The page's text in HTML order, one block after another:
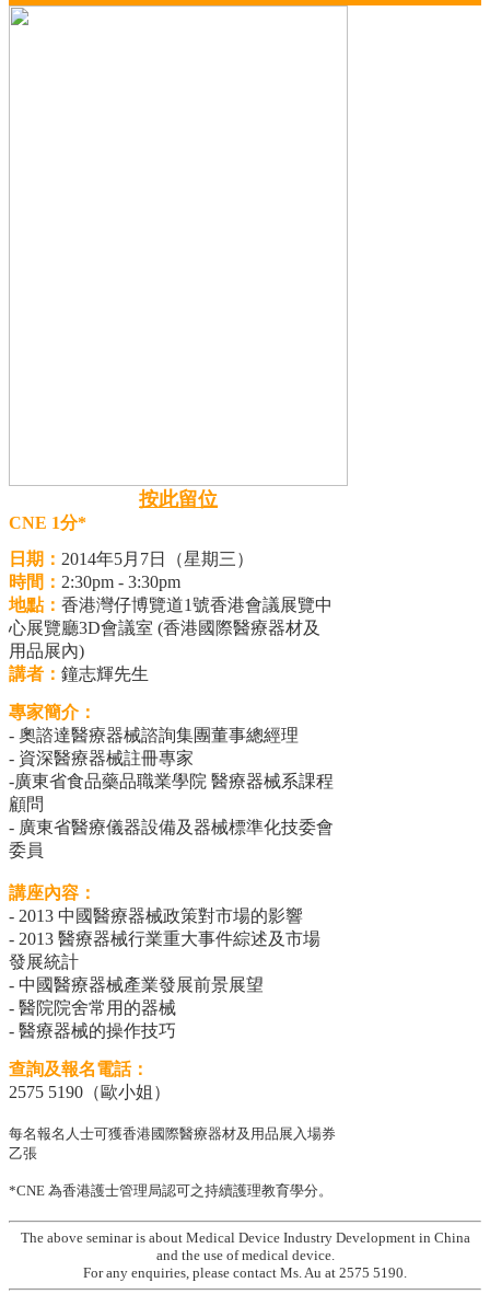
按此留位
CNE 1分*
日期： 2014年5月7日（星期三）
時間： 2:30pm - 3:30pm
地點： 香港灣仔博覽道1號香港會議展覽中
心展覽廳3D會議室 (香港國際醫療器材及
用品展內)
講者： 鐘志輝先生
專家簡介：
- 奧諮達醫療器械諮詢集團董事總經理
- 資深醫療器械註冊專家
-廣東省食品藥品職業學院 醫療器械系課程
顧問
- 廣東省醫療儀器設備及器械標準化技委會
委員
講座內容：
- 2013 中國醫療器械政策對市場的影響
- 2013 醫療器械行業重大事件綜述及市場
發展統計
- 中國醫療器械產業發展前景展望
- 醫院院舍常用的器械
- 醫療器械的操作技巧
查詢及報名電話：
2575 5190（歐小姐）
每名報名人士可獲香港國際醫療器材及用品展入場券
乙張
*CNE 為香港護士管理局認可之持續護理教育學分。
The above seminar is about Medical Device Industry Development in China
and the use of medical device.
For any enquiries, please contact Ms. Au at 2575 5190.